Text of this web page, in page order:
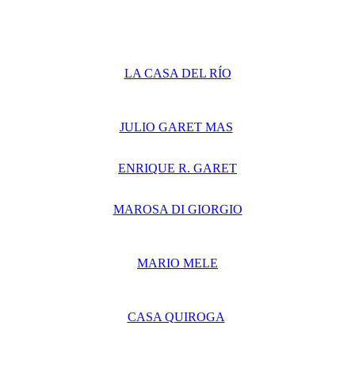
LA CASA DEL RÍO
JULIO GARET MAS
ENRIQUE R. GARET
MAROSA DI GIORGIO
MARIO MELE
CASA QUIROGA